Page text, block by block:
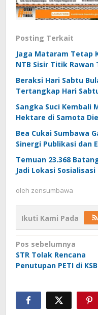
Posting Terkait
Jaga Mataram Tetap
NTB Sisir Titik Rawan
Beraksi Hari Sabtu
Tertangkap Hari
Sangka Suci Kembali
Hektare di Samota
Bea Cukai Sumbawa
Sinergi Publikasi dan
Temuan 23.368
Jadi Lokasi
oleh zensumbawa
Ikuti Kami Pada
Navigasi
pos
Pos sebelumnya
STR Tolak Rencana
Penutupan PETI di KSB